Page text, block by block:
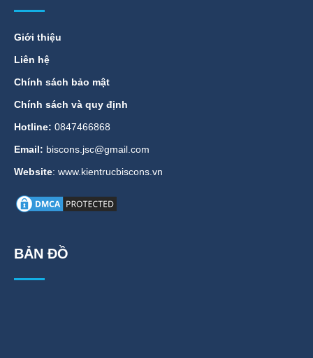
Giới thiệu
Liên hệ
Chính sách bảo mật
Chính sách và quy định
Hotline: 0847466868
Email: biscons.jsc@gmail.com
Website: www.kientrucbiscons.vn
BẢN ĐỒ